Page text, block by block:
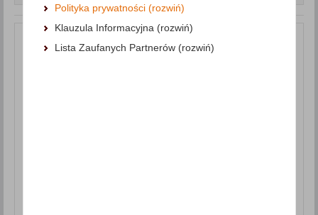
Polityka prywatności (rozwiń)
Klauzula Informacyjna (rozwiń)
Lista Zaufanych Partnerów (rozwiń)